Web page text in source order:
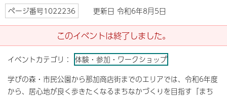
ページ番号1022236 更新日 令和6年8月5日
このイベントは終了しました。
イベントカテゴリ： 体験・参加・ワークショップ
学びの森・市民公園から那加商店街までのエリアでは、令和6年度
から、居心地が良く歩きたくなるまちなかづくりを目指す「まち